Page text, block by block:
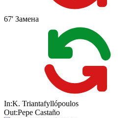
67' Замена
In:K. Triantafyllópoulos
Out:Pepe Castaño